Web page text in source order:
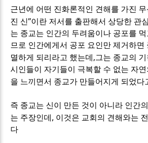
근년에 어떤 진화론적인 견해를 가진
진 신”이란 저서를 출판해서 상당한 관
는 종교는 인간의 두려움이나 공포를 먹
므로 인간에게서 공포 요인만 제거하면
멸하게 되리라고 했는데 ,그는 종교의
시인들이 자기들이 극복할 수 없는 자
을 느끼면서 종교가 만들어지게 되었다
즉 종교는 신이 만든 것이 아니라 인간
는 주장인데 , 이것은 교회의 견해와는
다